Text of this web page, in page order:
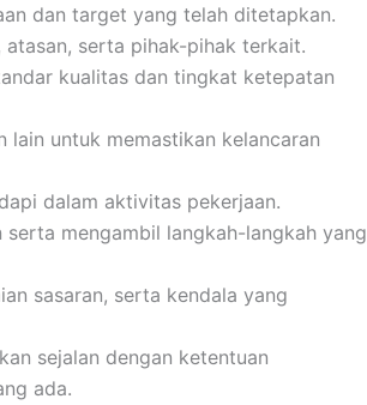
dan target yang telah ditetapkan.
serta pihak-pihak terkait.
kualitas dan tingkat ketepatan
untuk memastikan kelancaran
dalam aktivitas pekerjaan.
mengambil langkah-langkah yang
sasaran, serta kendala yang
sejalan dengan ketentuan
ada.